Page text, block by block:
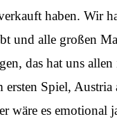
haben. Wir
und alle großen
das hat uns
ersten Spiel, Austria
wäre es emotional